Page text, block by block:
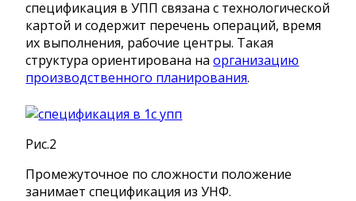
спецификация в УПП связана с технологической
картой и содержит перечень операций, время
их выполнения, рабочие центры. Такая
структура ориентирована наорганизацию
производственного планирования.
Рис.2
Промежуточное по сложности положение
занимает спецификация из УНФ.